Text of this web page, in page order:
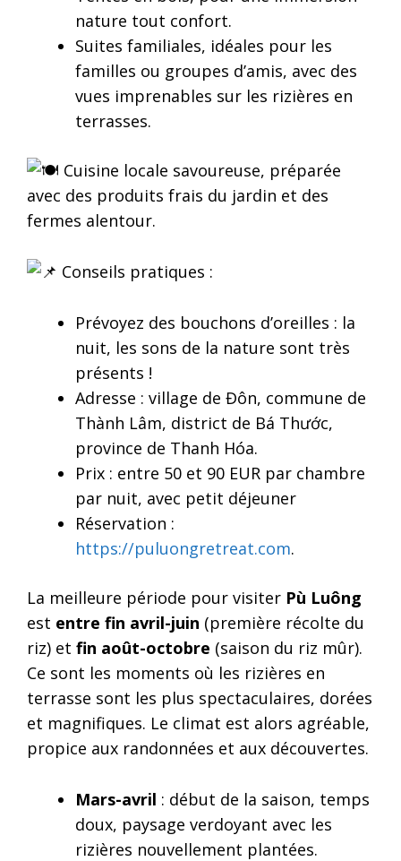
nature tout confort.
Suites familiales, idéales pour les
familles ou groupes d’amis, avec des
vues imprenables sur les rizières en
terrasses.
Cuisine locale savoureuse, préparée
avec des produits frais du jardin et des
fermes alentour.
Conseils pratiques :
Prévoyez des bouchons d’oreilles : la
nuit, les sons de la nature sont très
présents !
Adresse : village de Đôn, commune de
Thành Lâm, district de Bá Thước,
province de Thanh Hóa.
Prix : entre 50 et 90 EUR par chambre
par nuit, avec petit déjeuner
Réservation :
https://puluongretreat.com.
La meilleure période pour visiter Pù Luông
est entre fin avril-juin (première récolte du
riz) et fin août-octobre (saison du riz mûr).
Ce sont les moments où les rizières en
terrasse sont les plus spectaculaires, dorées
et magnifiques. Le climat est alors agréable,
propice aux randonnées et aux découvertes.
Mars-avril : début de la saison, temps
doux, paysage verdoyant avec les
rizières nouvellement plantées.